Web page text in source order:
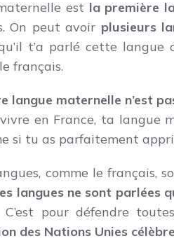
est la première
On peut avoir plusieurs
t’a parlé cette langue
français.
langue maternelle n’est
en France, ta langue
si tu as parfaitement
comme le français,
langues ne sont parlées
C’est pour défendre
des Nations Unies